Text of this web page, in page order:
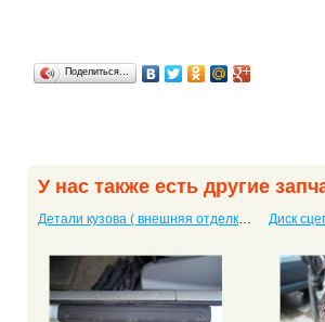
Поделиться…
У нас также есть другие
Детали кузова ( внешняя отделка) Kangoo Passenger